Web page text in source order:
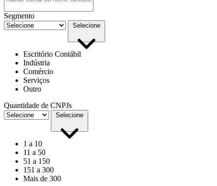
Segmento
Selecione
Escritório Contábil
Indústria
Comércio
Serviços
Outro
Quantidade de CNPJs
Selecione
1 a 10
11 a 50
51 a 150
151 a 300
Mais de 300